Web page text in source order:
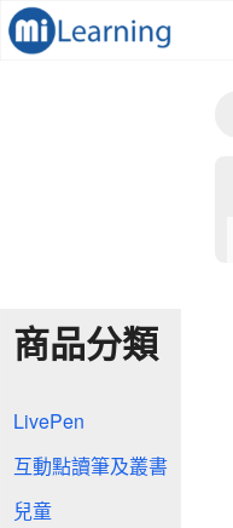
跳
至
商品分類
LivePen
互動點讀筆及叢書
兒童